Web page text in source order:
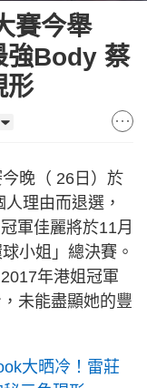
Time
賽今舉
強Body 蔡
形
晚（ 26日）於
理由而退選，
軍佳麗將於11月
小姐」總決賽。
年港姐冠軍
未能盡顯她的豐
大晒冷！雷莊